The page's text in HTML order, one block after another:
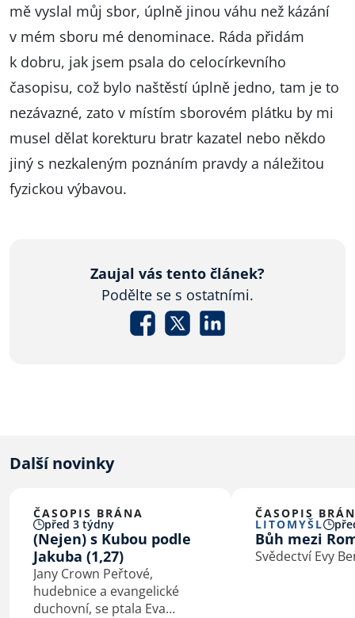
mě vyslal můj sbor, úplně jinou váhu než kázání
v mém sboru mé denominace. Ráda přidám
k dobru, jak jsem psala do celocírkevního
časopisu, což bylo naštěstí úplně jedno, tam je to
nezávazné, zato v místím sborovém plátku by mi
musel dělat korekturu bratr kazatel nebo někdo
jiný s nezkaleným poznáním pravdy a náležitou
fyzickou výbavou.
Zaujal vás tento článek?
Podělte se s ostatními.
Další novinky
ČASOPIS BRÁNA
před 3 týdny
(Nejen) s Kubou podle
Jakuba (1,27)
Jany Crown Peřtové,
hudebnice a evangelické
duchovní, se ptala Eva
ČASOPIS
LITOMYŠL
Bůh mezi
Svědectví Evy